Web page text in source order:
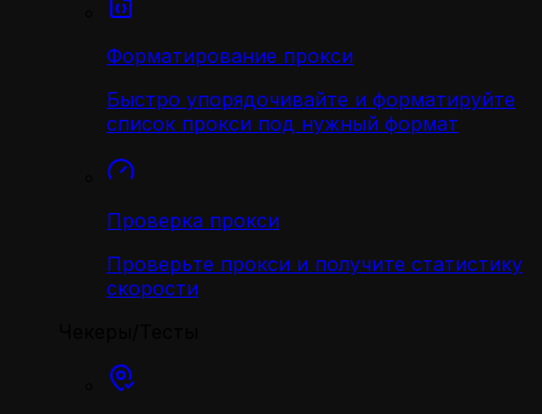
Форматирование прокси
Быстро упорядочивайте и форматируйте
список прокси под нужный формат
Проверка прокси
Проверьте прокси и получите статистику
скорости